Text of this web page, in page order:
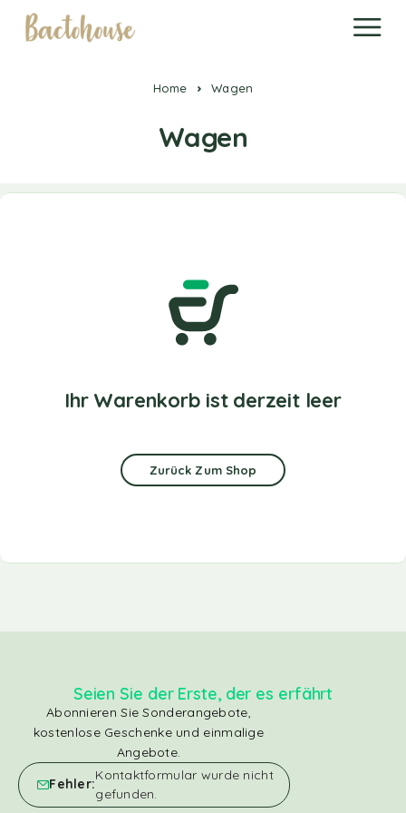
Home Wagen
Wagen
Ihr Warenkorb ist derzeit leer
Zurück Zum Shop
Seien Sie der Erste, der es erfährt
Abonnieren Sie Sonderangebote,
kostenlose Geschenke und einmalige
Angebote.
Fehler:
Kontaktformular wurde nicht
gefunden.